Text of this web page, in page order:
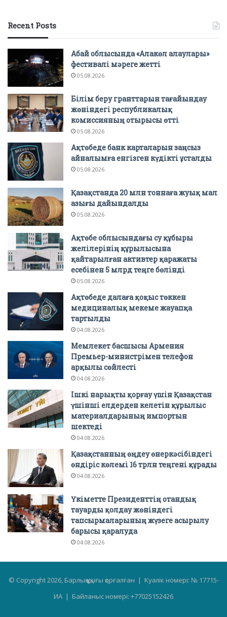
Recent Posts
Абай облысында «Алакөл алаулары»
фестивалі мәреге жетті
05.08.2026
Білім беру гранттарын тағайындау
жөніндегі республикалық
комиссияның отырысы өтті
05.08.2026
Ақтөбеде банк карталарын заңсыз
айналымға енгізген күдікті ұсталды
05.08.2026
Қазақстанда 20 млн тоннаға жуық мал
азығы дайындалды
05.08.2026
Ақтөбе облысындағы су құбыры
желілерінің құрылысына
қайтарылған активтер қаражаты
есебінен 5 млрд теңге бөлінді
05.08.2026
Ақтөбеде далаға қоқыс төккен
медициналық мекеме жауапқа
тартылды
04.08.2026
Мемлекет басшысы Армения
Премьер-министрімен телефон
арқылы сөйлесті
04.08.2026
Ішкі нарықты қорғау үшін Қазақстан
үшінші елдерден келетін құрылыс
материалдарының импортын
шектеді
04.08.2026
Қазақстанның өңдеу өнеркәсібіндегі
өндіріс көлемі 16 трлн теңгені құрады
04.08.2026
Үкіметте Президенттің отандық
тауарды қолдау жөніндегі
тапсырмаларының жүзеге асырылу
барысы қаралуда
04.08.2026
© Copyright 2026, Барлық құқығы қорғалған | Куәлік номері: № 17715-
ИА | Байланыс номері: +77025152426